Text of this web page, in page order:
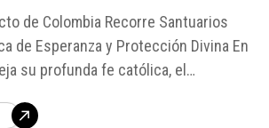
de Colombia Recorre Santuarios
de Esperanza y Protección Divina En
su profunda fe católica, el
por varios santuarios